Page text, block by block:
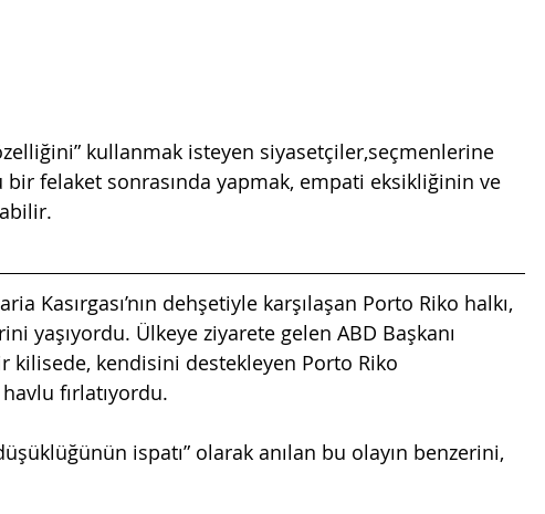
kullanmak isteyen siyasetçiler,seçmenlerine
bir felaket sonrasında yapmak, empati eksikliğinin ve
Kasırgası’nın dehşetiyle karşılaşan Porto Riko halkı,
yaşıyordu. Ülkeye ziyarete gelen ABD Başkanı
kilisede, kendisini destekleyen Porto Riko
havlu fırlatıyordu.
ispatı” olarak anılan bu olayın benzerini,